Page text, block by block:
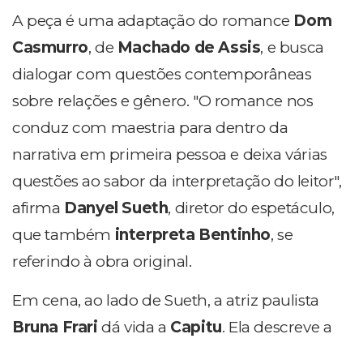
A peça é uma adaptação do romance Dom
Casmurro, de Machado de Assis, e busca
dialogar com questões contemporâneas
sobre relações e gênero. "O romance nos
conduz com maestria para dentro da
narrativa em primeira pessoa e deixa várias
questões ao sabor da interpretação do leitor",
afirma Danyel Sueth, diretor do espetáculo,
que também interpreta Bentinho, se
referindo à obra original.
Em cena, ao lado de Sueth, a atriz paulista
Bruna Frari dá vida a Capitu. Ela descreve a